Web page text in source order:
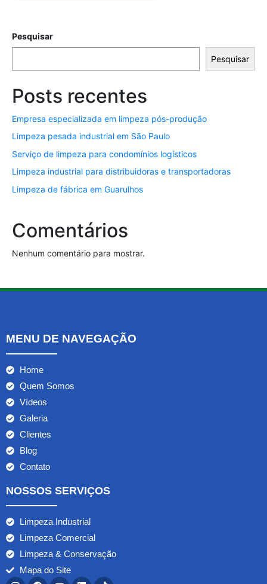
Pesquisar
Pesquisar
Posts recentes
Empresa especializada em limpeza pós-produção
Limpeza pesada industrial em São Paulo
Serviço de limpeza para condomínios logísticos
Limpeza industrial para distribuidoras e transportadoras
Limpeza de fábrica em Guarulhos
Comentários
Nenhum comentário para mostrar.
MENU DE NAVEGAÇÃO
Home
Quem Somos
Vídeos
Galeria
Clientes
Blog
Contato
NOSSOS SERVIÇOS
Limpeza Industrial
Limpeza Comercial
Limpeza & Conservação
Mapa do Site